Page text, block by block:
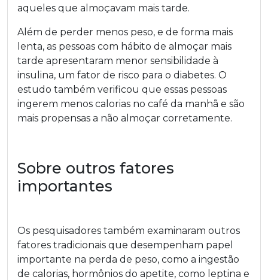
aqueles que almoçavam mais tarde.
Além de perder menos peso, e de forma mais
lenta, as pessoas com hábito de almoçar mais
tarde apresentaram menor sensibilidade à
insulina, um fator de risco para o diabetes. O
estudo também verificou que essas pessoas
ingerem menos calorias no café da manhã e são
mais propensas a não almoçar corretamente.
Sobre outros fatores
importantes
Os pesquisadores também examinaram outros
fatores tradicionais que desempenham papel
importante na perda de peso, como a ingestão
de calorias, hormônios do apetite, como leptina e